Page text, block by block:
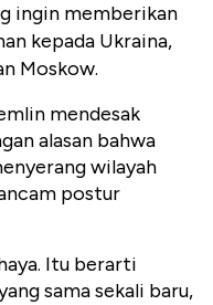
ingin memberikan
kepada Ukraina,
Moskow.
mendesak
alasan bahwa
wilayah
postur
Itu berarti
sama sekali baru,